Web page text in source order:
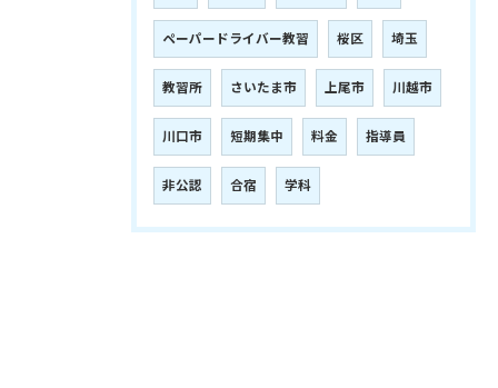
ペーパードライバー教習 桜区 埼玉
教習所 さいたま市 上尾市 川越市
川口市 短期集中 料金 指導員
非公認 合宿 学科